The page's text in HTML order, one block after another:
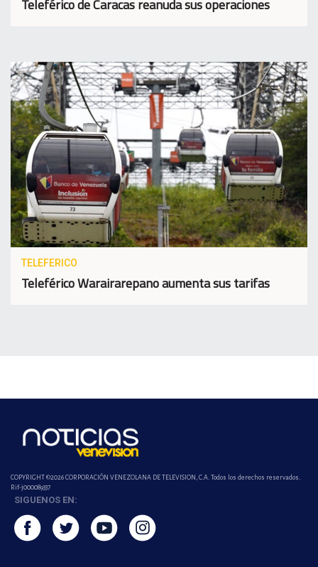
Teleférico de Caracas reanuda sus operaciones
TELEFERICO
Teleférico Warairarepano aumenta sus tarifas
COPYRIGHT ©2026 CORPORACIÓN VENEZOLANA DE TELEVISION, C.A. Todos los derechos reservados.
Rif-j000089337
SIGUENOS EN: